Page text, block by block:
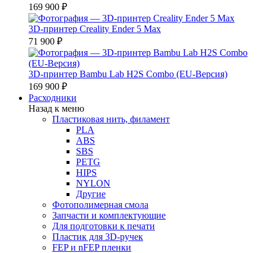
169 900 ₽
3D-принтер Creality Ender 5 Max
71 900 ₽
3D-принтер Bambu Lab H2S Combo (EU-Версия)
169 900 ₽
Расходники
Назад к меню
Пластиковая нить, филамент
PLA
ABS
SBS
PETG
HIPS
NYLON
Другие
Фотополимерная смола
Запчасти и комплектующие
Для подготовки к печати
Пластик для 3D-ручек
FEP и nFEP пленки